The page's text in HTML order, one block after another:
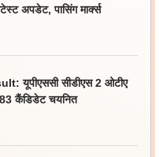
अपडेट, पासिंग मार्क्स
यूपीएससी सीडीएस 2 ओटीए
कैंडिडेट चयनित